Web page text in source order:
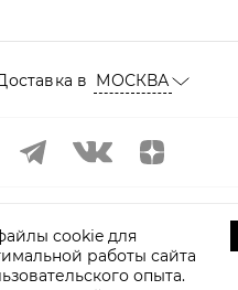
в МОСКВА
2026 ТOPTOP.RU Все права защищены
cookie для
работы сайта
опыта.